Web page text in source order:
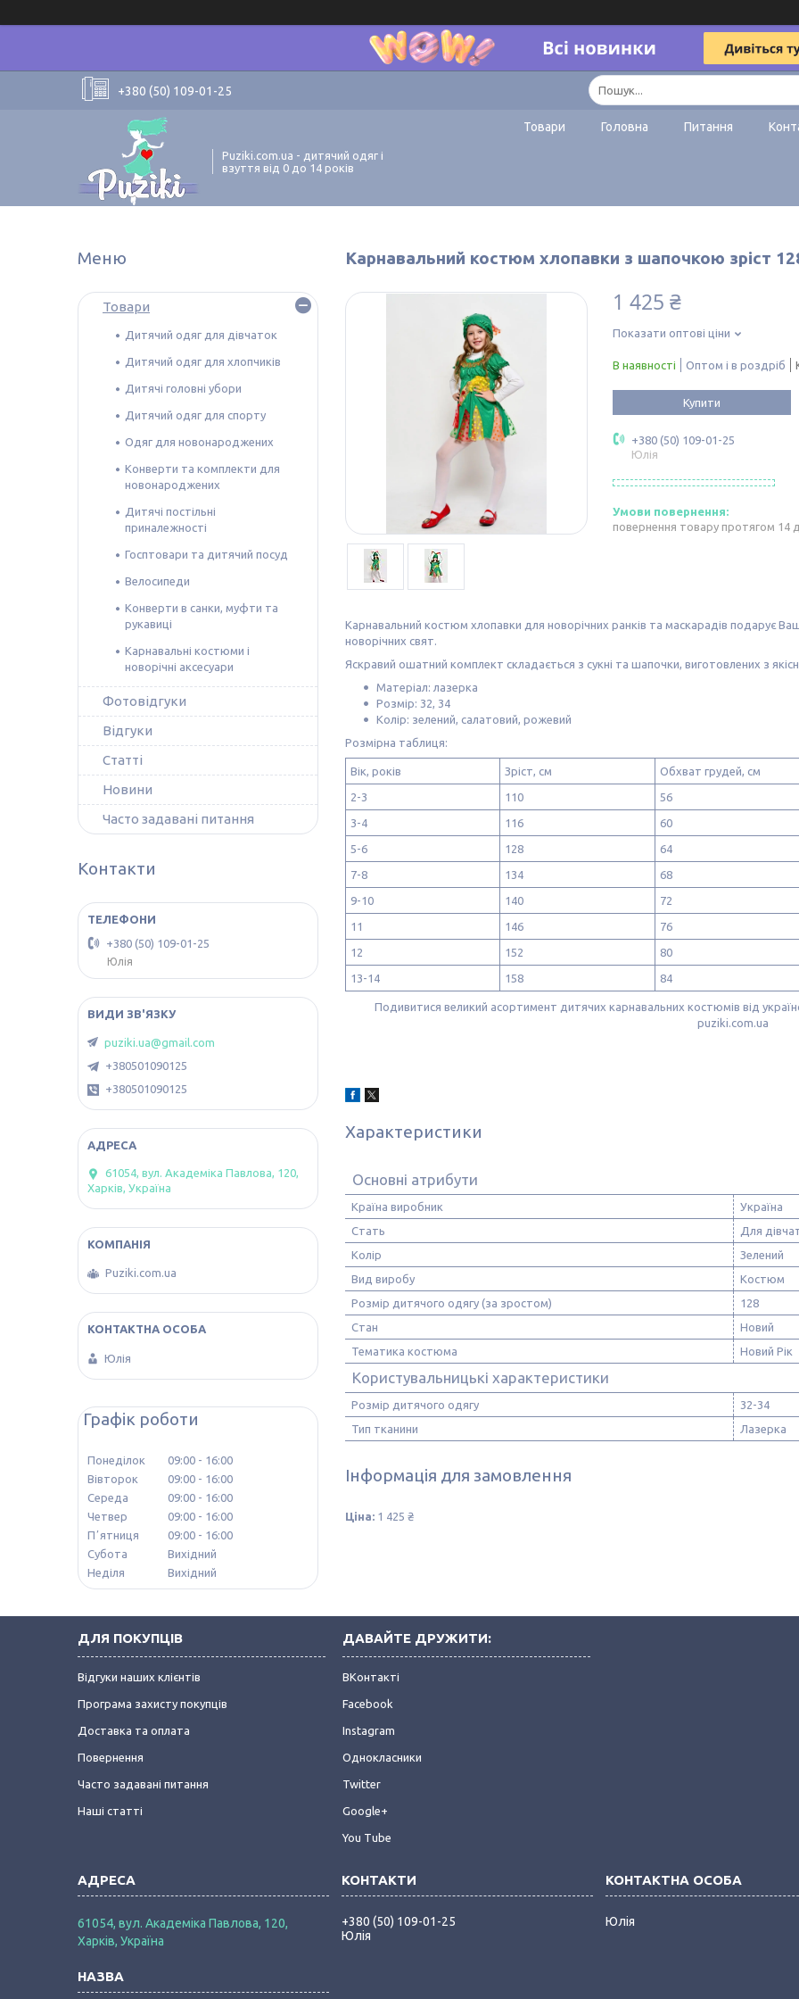
+380 (50) 109-01-25
Puziki.com.ua - дитячий одяг і
взуття від 0 до 14 років
Товари Головна Питання
Карнавальний костюм хлопавки з шапочкою зріст
1 425 ₴
Показати оптові ціни
В наявності Оптом і в роздріб
Купити
+380 (50) 109-01-25
Юлія
повернення товару протягом 14
Карнавальний костюм хлопавки для новорічних ранків та маскарадів подарує
новорічних свят.
Яскравий ошатний комплект складається з сукні та шапочки, виготовлених з
Матеріал: лазерка
Розмір: 32, 34
Колір: зелений, салатовий, рожевий
Розмірна таблиця:
Вік, років Зріст, см Обхват грудей, см
2-3 110 56
3-4 116 60
5-6 128 64
7-8 134 68
9-10 140 72
11 146 76
12 152 80
13-14 158 84
Подивитися великий асортимент дитячих карнавальних костюмів від
puziki.com.ua
Характеристики
Основні атрибути
Країна виробник
Україна
Стать
Для
Колір
Зелений
Вид виробу
Костюм
Розмір дитячого одягу (за зростом)
128
Стан
Новий
Тематика костюма
Новий Рік
Користувальницькі характеристики
Розмір дитячого одягу
32-34
Тип тканини
Лазерка
Інформація для замовлення
Ціна: 1 425 ₴
Товари
Дитячий одяг для дівчаток
Дитячий одяг для хлопчиків
Дитячі головні убори
Дитячий одяг для спорту
Одяг для новонароджених
Конверти та комплекти для
новонароджених
Дитячі постільні
приналежності
Госптовари та дитячий посуд
Велосипеди
Конверти в санки, муфти та
рукавиці
Карнавальні костюми і
новорічні аксесуари
Фотовідгуки
Відгуки
Статті
Новини
Часто задавані питання
Контакти
+380 (50) 109-01-25
Юлія
puziki.ua@gmail.com
+380501090125
+380501090125
61054, вул. Академіка Павлова, 120,
Харків, Україна
Puziki.com.ua
Юлія
Графік роботи
Понеділок 09:00
16:00
Вівторок
09:00
16:00
Середа
09:00
16:00
Четвер
09:00
16:00
Пʼятниця
09:00
16:00
Субота
Вихідний
Неділя
Вихідний
ДЛЯ ПОКУПЦІВ
Відгуки наших клієнтів
Програма захисту покупців
Доставка та оплата
Повернення
Часто задавані питання
Наші статті
ДАВАЙТЕ ДРУЖИТИ:
ВКонтакті
Facebook
Instagram
Однокласники
Twitter
Google+
You Tube
61054, вул. Академіка Павлова, 120,
Харків, Україна
+380 (50) 109-01-25
Юлія
Юлія